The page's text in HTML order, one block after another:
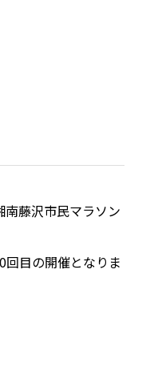
藤沢市民マラソン
目の開催となりま